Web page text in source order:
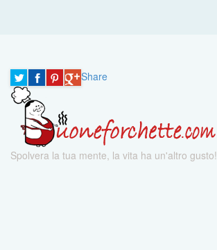
Share
Spolvera la tua mente, la vita ha un'altro gusto!